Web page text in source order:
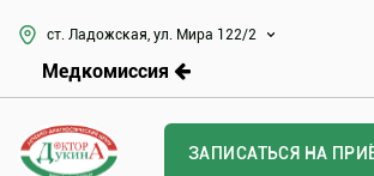
ст. Ладожская, ул. Мира 122/2
Медкомиссия
ЗАПИСАТЬСЯ НА